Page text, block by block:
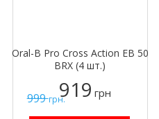
999грн.
Oral-B Pro Cross Action EB 50
BRX (4 шт.)
919 грн